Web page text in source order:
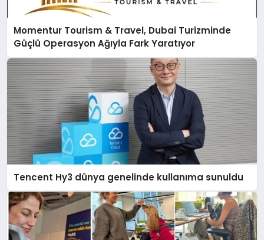
Momentur Tourism & Travel, Dubai Turizminde
Güçlü Operasyon Ağıyla Fark Yaratıyor
Tencent Hy3 dünya genelinde kullanıma sunuldu